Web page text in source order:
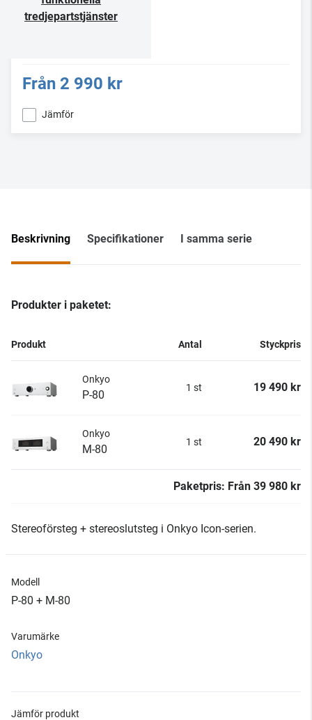
tredjepartstjänster
Från 2 990 kr
Jämför
Beskrivning Specifikationer I samma serie
Produkter i paketet:
Produkt Antal Styckpris
Onkyo
P-80
1 st 19 490 kr
Onkyo
M-80
1 st 20 490 kr
Paketpris: Från 39 980 kr
Stereoförsteg + stereoslutsteg i Onkyo Icon-serien.
Modell
P-80 + M-80
Varumärke
Onkyo
Jämför produkt